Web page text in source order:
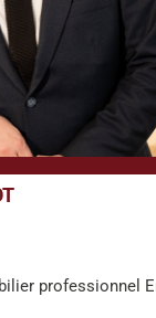
professionnel